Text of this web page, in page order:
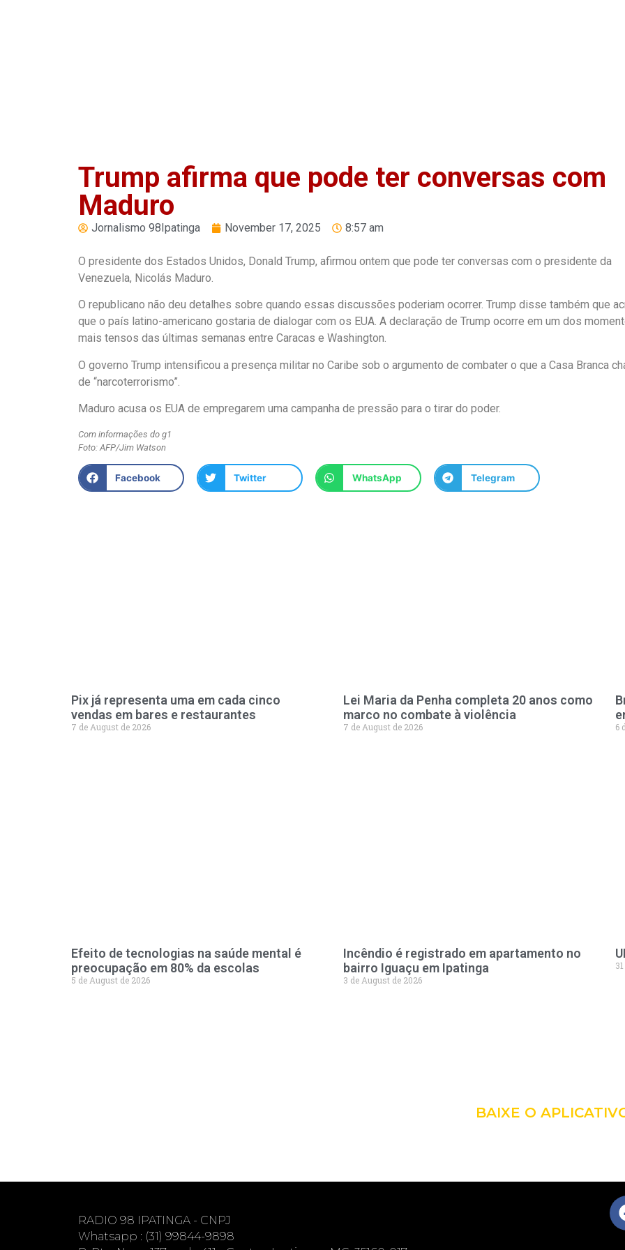
Trump afirma que pode ter conversas com
Maduro
Jornalismo 98Ipatinga November 17, 2025 8:57 am
O presidente dos Estados Unidos, Donald Trump, afirmou ontem que pode ter conversas com o presidente da
Venezuela, Nicolás Maduro.
O republicano não deu detalhes sobre quando essas discussões poderiam ocorrer. Trump disse também que
que o país latino-americano gostaria de dialogar com os EUA. A declaração de Trump ocorre em um dos
mais tensos das últimas semanas entre Caracas e Washington.
O governo Trump intensificou a presença militar no Caribe sob o argumento de combater o que a Casa Branca
de “narcoterrorismo”.
Maduro acusa os EUA de empregarem uma campanha de pressão para o tirar do poder.
Com informações do g1
Foto: AFP/Jim Watson
Facebook Twitter WhatsApp Telegram
Pix já representa uma em cada cinco
vendas em bares e restaurantes
7 de August de 2026
Lei Maria da Penha completa 20 anos como
marco no combate à violência
7 de August de 2026 6
Efeito de tecnologias na saúde mental é
preocupação em 80% da escolas
5 de August de 2026
Incêndio é registrado em apartamento no
bairro Iguaçu em Ipatinga
3 de August de 2026
BAIXE O
RADIO 98 IPATINGA - CNPJ
Whatsapp : (31) 99844-9898